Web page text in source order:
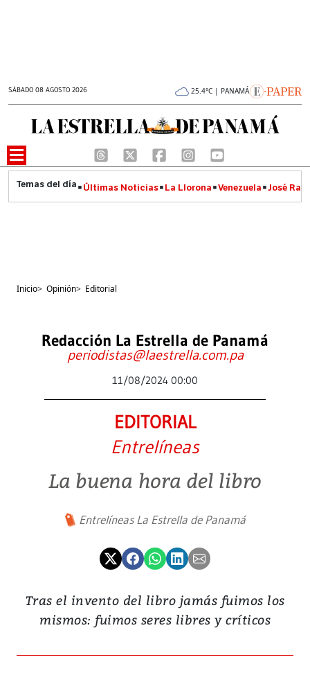
SÁBADO 08 AGOSTO 2026 25.4°C | PANAMÁ
Últimas Noticias La Llorona Venezuela José
Inicio> Opinión> Editorial
Redacción La Estrella de Panamá
periodistas@laestrella.com.pa
11/08/2024 00:00
EDITORIAL
Entrelíneas
La buena hora del libro
Entrelíneas La Estrella de Panamá
Tras el invento del libro jamás fuimos los
mismos: fuimos seres libres y críticos